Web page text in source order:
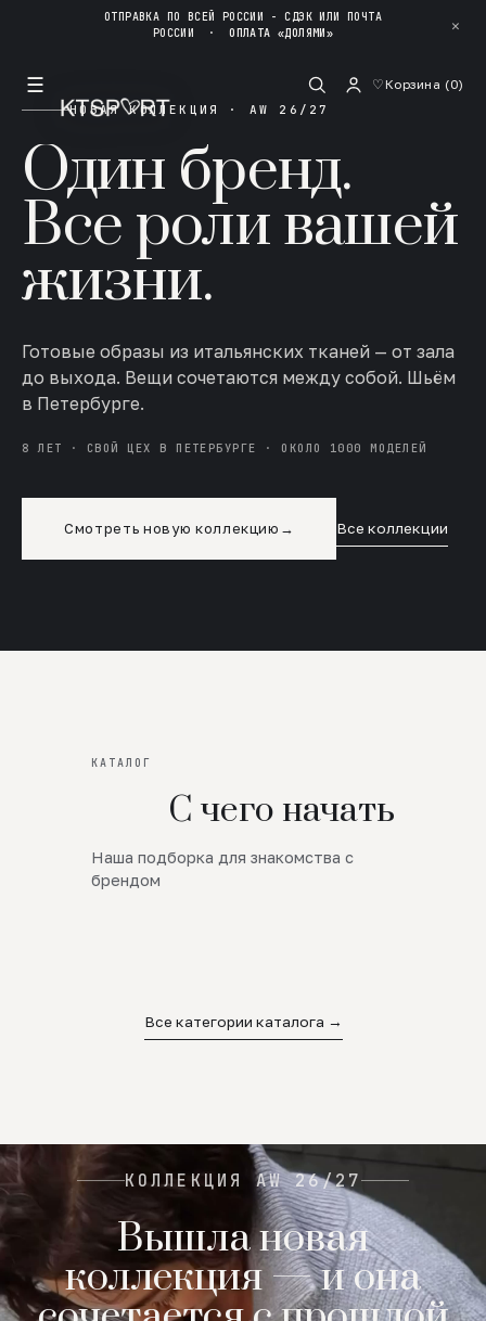
ОТПРАВКА ПО ВСЕЙ РОССИИ - СДЭК ИЛИ ПОЧТА
РОССИИ ·ОПЛАТА «ДОЛЯМИ» ✕
☰ ♡Корзина (0)
НОВАЯ КОЛЛЕКЦИЯ · AW 26/27
Один бренд.
Все роли вашей
жизни.
Готовые образы из итальянских тканей — от зала
до выхода. Вещи сочетаются между собой. Шьём
в Петербурге.
8 ЛЕТ · СВОЙ ЦЕХ В ПЕТЕРБУРГЕ · ОКОЛО 1000 МОДЕЛЕЙ
Смотреть новую коллекцию → Все коллекции
КАТАЛОГ
С чего начать
Наша подборка для знакомства с
брендом
Новинки
SALE
Все категории каталога →
КОЛЛЕКЦИЯ AW 26/27
Вышла новая
коллекция — и она